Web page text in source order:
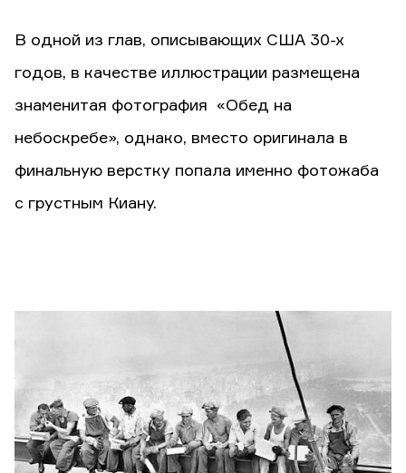
В одной из глав, описывающих США 30-х
годов, в качестве иллюстрации размещена
знаменитая фотография «Обед на
небоскребе», однако, вместо оригинала в
финальную верстку попала именно фотожаба
с грустным Киану.